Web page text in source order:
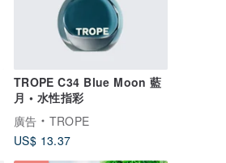
TROPE C34 Blue Moon 藍
月 • 水性指彩
廣告
TROPE
US$ 13.37